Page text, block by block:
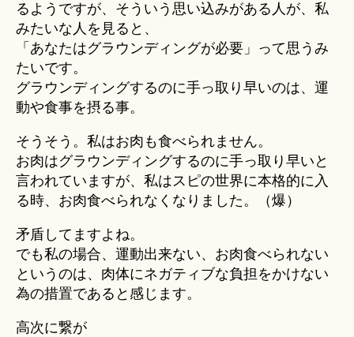
るようですが、そういう思い込みがある人が、私
みたいな人を見ると、
「あなたはグラウンディングが必要」って思うみ
たいです。
グラウンディングするのに手っ取り早いのは、運
動や食事を摂る事。
そうそう。私はお肉も食べられません。
お肉はグラウンディングするのに手っ取り早いと
言われていますが、私はスピの世界に本格的に入
る時、お肉食べられなくなりました。（爆）
矛盾してますよね。
でも私の場合、運動出来ない、お肉食べられない
というのは、肉体にネガティブな負担をかけない
為の措置であると感じます。
高次に繋が